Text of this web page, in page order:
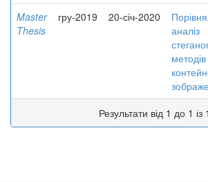
Master
Thesis
гру-2019 20-січ-2020
аналіз
методів
Результати від 1 до 1 із 1